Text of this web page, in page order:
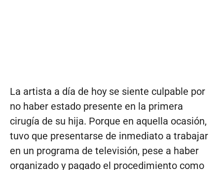
La artista a día de hoy se siente culpable por
no haber estado presente en la primera
cirugía de su hija. Porque en aquella ocasión,
tuvo que presentarse de inmediato a trabajar
en un programa de televisión, pese a haber
organizado y pagado el procedimiento como